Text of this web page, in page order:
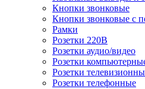
Кнопки звонковые
Кнопки звонковые с
Рамки
Розетки 220В
Розетки аудио/видео
Розетки
Розетки
Розетки телефонные